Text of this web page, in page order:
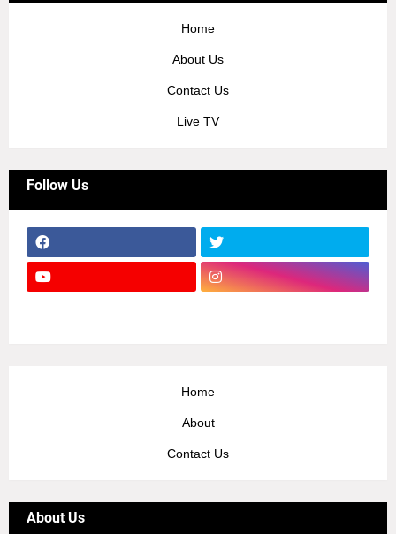
Home
About Us
Contact Us
Live TV
Follow Us
Home
About
Contact Us
About Us